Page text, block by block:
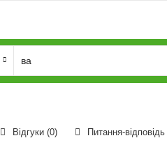
Відгуки (0) Питання-відповідь